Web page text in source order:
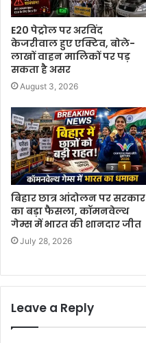
E20 पेट्रोल पर अरविंद
केजरीवाल हुए एक्टिव, बोले-
लाखों वाहन मालिकों पर पड़
सकता है असर
August 3, 2026
बिहार छात्र आंदोलन पर सरकार
का बड़ा फैसला, कॉमनवेल्थ
गेम्स में भारत की शानदार जीत
July 28, 2026
Leave a Reply